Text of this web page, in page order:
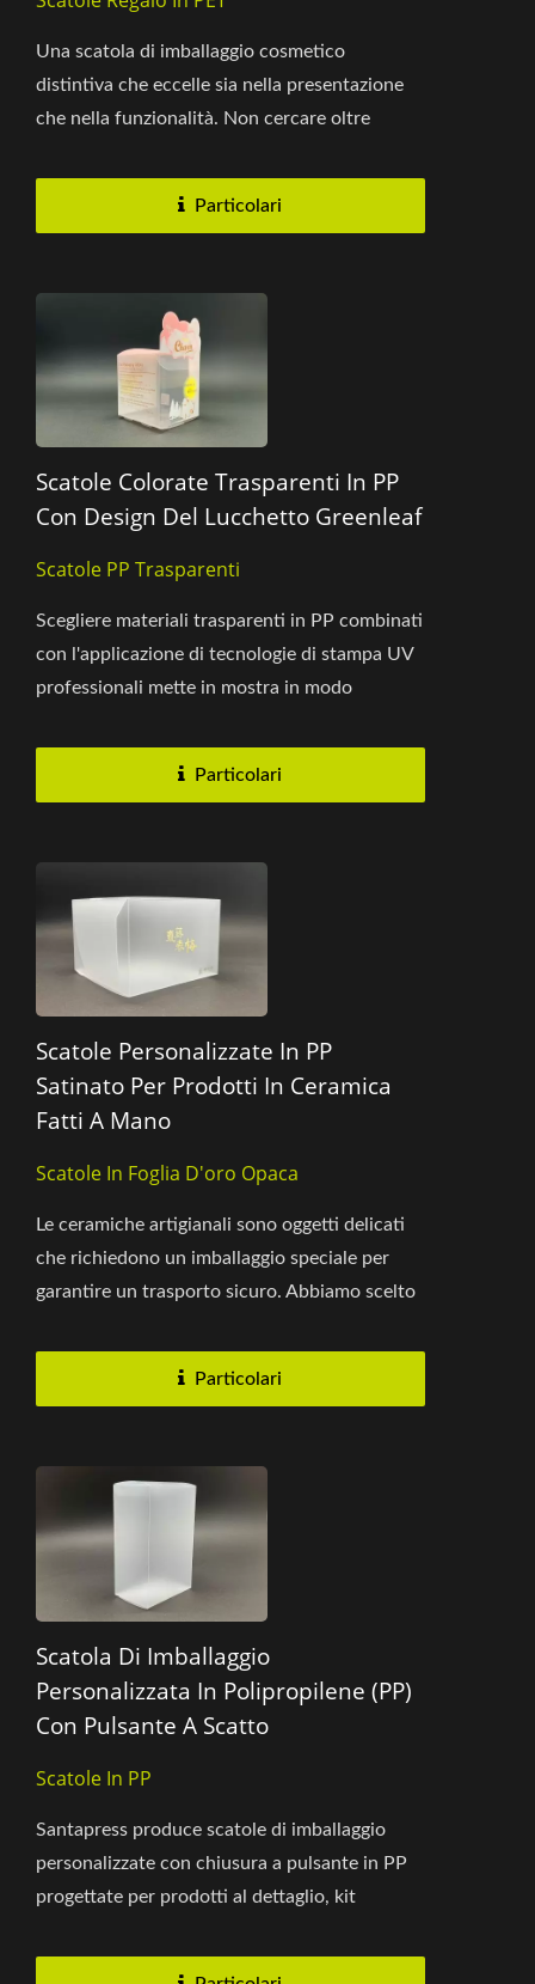
Una scatola di imballaggio cosmetico
distintiva che eccelle sia nella presentazione
che nella funzionalità. Non cercare oltre
Particolari
Scatole Colorate Trasparenti In PP
Con Design Del Lucchetto Greenleaf
Scatole PP Trasparenti
Scegliere materiali trasparenti in PP combinati
con l'applicazione di tecnologie di stampa UV
professionali mette in mostra in modo
Particolari
Scatole Personalizzate In PP
Satinato Per Prodotti In Ceramica
Fatti A Mano
Scatole In Foglia D'oro Opaca
Le ceramiche artigianali sono oggetti delicati
che richiedono un imballaggio speciale per
garantire un trasporto sicuro. Abbiamo scelto
Particolari
Scatola Di Imballaggio
Personalizzata In Polipropilene (PP)
Con Pulsante A Scatto
Scatole In PP
Santapress produce scatole di imballaggio
personalizzate con chiusura a pulsante in PP
progettate per prodotti al dettaglio, kit